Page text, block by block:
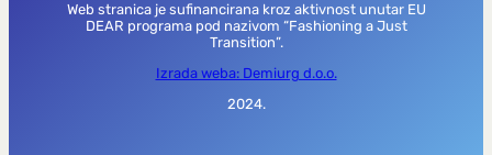
Web stranica je sufinancirana kroz aktivnost unutar EU
DEAR programa pod nazivom “Fashioning a Just
Transition”.
Izrada weba: Demiurg d.o.o.
2024.